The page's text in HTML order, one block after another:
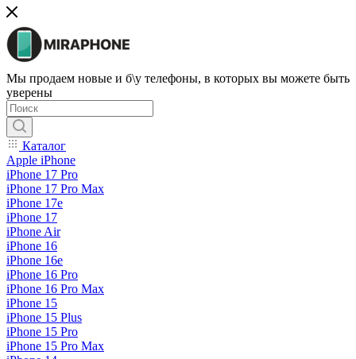
Мы продаем новые и б\у телефоны, в которых вы можете быть
уверены
Каталог
Apple iPhone
iPhone 17 Pro
iPhone 17 Pro Max
iPhone 17e
iPhone 17
iPhone Air
iPhone 16
iPhone 16e
iPhone 16 Pro
iPhone 16 Pro Max
iPhone 15
iPhone 15 Plus
iPhone 15 Pro
iPhone 15 Pro Max